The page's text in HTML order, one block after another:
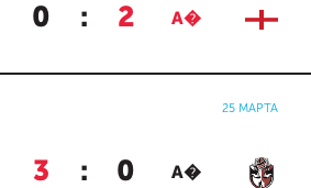
0 : 2 А�
25 МАРТА
3 : 0 А�